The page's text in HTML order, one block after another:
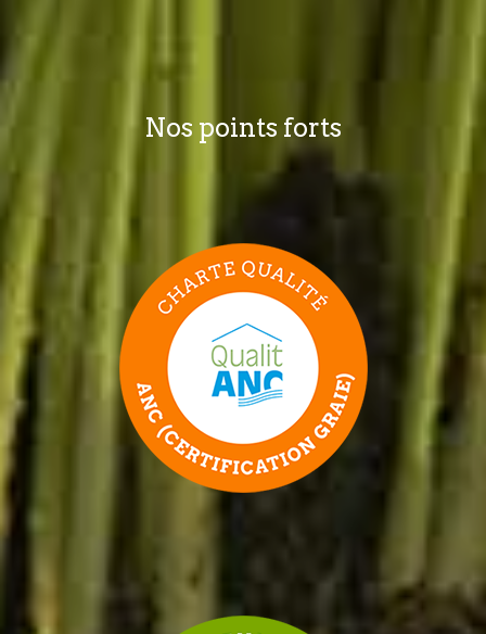
Nos points forts